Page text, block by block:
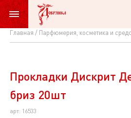
Главная Парфюмерия, косметика и
Прокладки
Део
Океанский
бриз
Прокладки Дискрит
бриз 20шт
арт: 16533